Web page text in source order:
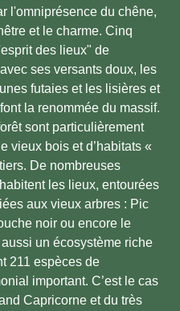
l'omniprésence du chêne,
et le charme. Cinq
des lieux" de
ses versants doux, les
futaies et les lisières et
la renommée du massif.
sont particulièrement
vieux bois et d’habitats «
De nombreuses
les lieux, entourées
aux vieux arbres : Pic
noir ou encore le
un écosystème riche
211 espèces de
important. C’est le cas
Capricorne et du très